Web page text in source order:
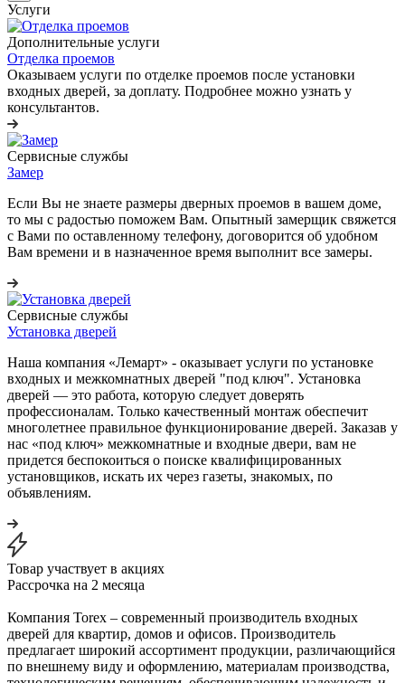
Услуги
Дополнительные услуги
Отделка проемов
Оказываем услуги по отделке проемов после установки
входных дверей, за доплату. Подробнее можно узнать у
консультантов.
Сервисные службы
Замер
Если Вы не знаете размеры дверных проемов в вашем доме,
то мы с радостью поможем Вам. Опытный замерщик свяжется
с Вами по оставленному телефону, договорится об удобном
Вам времени и в назначенное время выполнит все замеры.
Сервисные службы
Установка дверей
Наша компания «Лемарт» - оказывает услуги по установке
входных и межкомнатных дверей "под ключ". Установка
дверей — это работа, которую следует доверять
профессионалам. Только качественный монтаж обеспечит
многолетнее правильное функционирование дверей. Заказав у
нас «под ключ» межкомнатные и входные двери, вам не
придется беспокоиться о поиске квалифицированных
установщиков, искать их через газеты, знакомых, по
объявлениям.
Товар участвует в акциях
Рассрочка на 2 месяца
Компания Torex – современный производитель входных
дверей для квартир, домов и офисов. Производитель
предлагает широкий ассортимент продукции, различающийся
по внешнему виду и оформлению, материалам производства,